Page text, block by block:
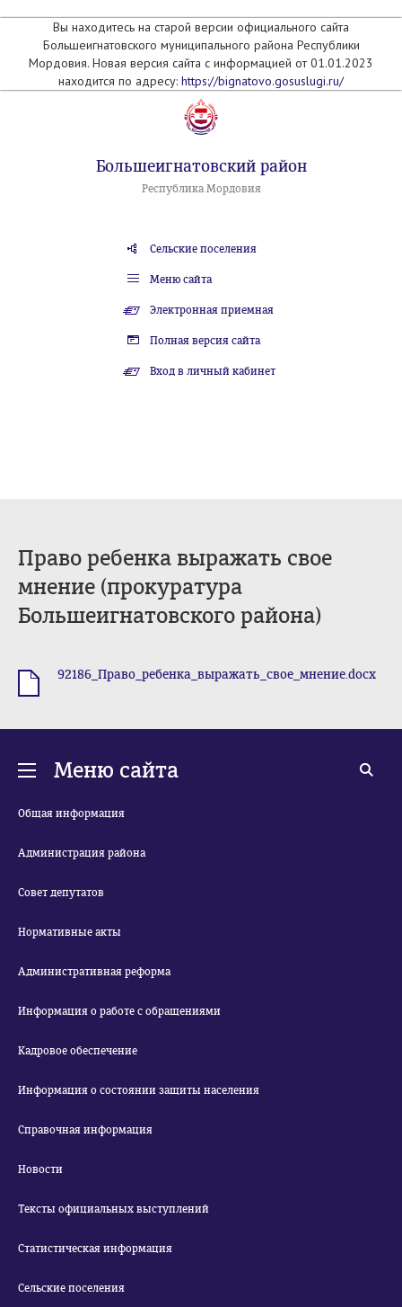
Вы находитесь на старой версии официального сайта
Большеигнатовского муниципального района Республики
Мордовия. Новая версия сайта с информацией от 01.01.2023
находится по адресу: https://bignatovo.gosuslugi.ru/
Большеигнатовский район
Республика Мордовия
Сельские поселения
Меню сайта
Электронная приемная
Полная версия сайта
Вход в личный кабинет
Право ребенка выражать свое
мнение (прокуратура
Большеигнатовского района)
92186_Право_ребенка_выражать_свое_мнение.docx
Меню сайта
Общая информация
Администрация района
Совет депутатов
Нормативные акты
Административная реформа
Информация о работе с обращениями
Кадровое обеспечение
Информация о состоянии защиты населения
Справочная информация
Новости
Тексты официальных выступлений
Статистическая информация
Сельские поселения